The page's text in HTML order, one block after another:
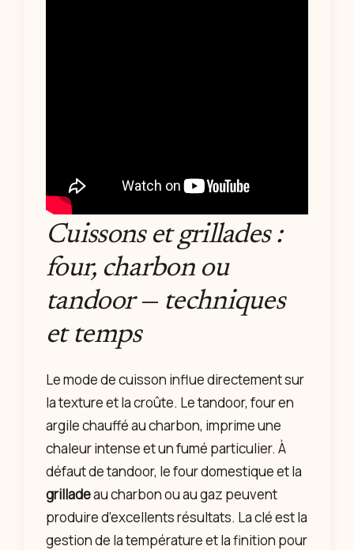
Cuissons et grillades :
four, charbon ou
tandoor — techniques
et temps
Le mode de cuisson influe directement sur
la texture et la croûte. Le tandoor, four en
argile chauffé au charbon, imprime une
chaleur intense et un fumé particulier. À
défaut de tandoor, le four domestique et la
grilladeau charbon ou au gaz peuvent
produire d’excellents résultats. La clé est la
gestion de la température et la finition pour